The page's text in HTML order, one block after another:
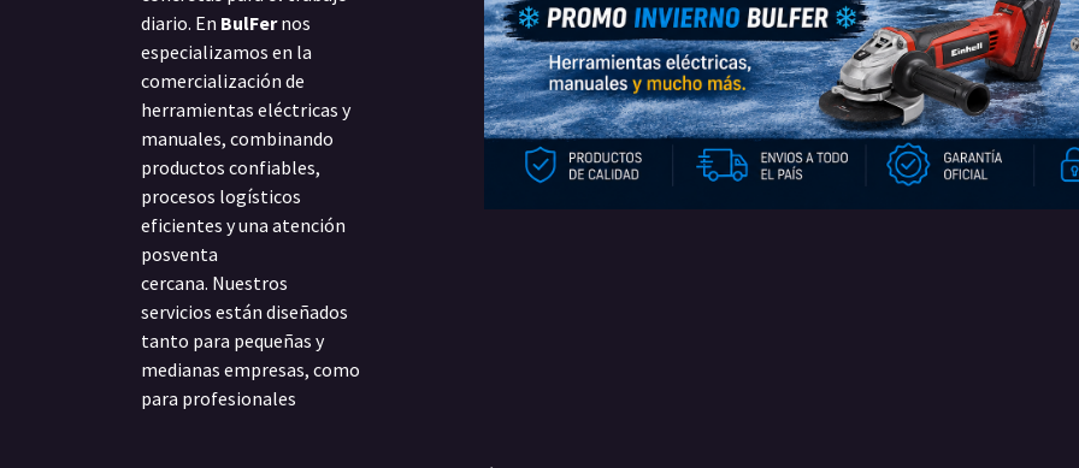
diario. En BulFernos
especializamos en la
comercialización de
herramientas eléctricas y
manuales, combinando
productos confiables,
procesos logísticos
eficientes y una atención
posventa
cercana. Nuestros
servicios están diseñados
tanto para pequeñas y
medianas empresas, como
para profesionales